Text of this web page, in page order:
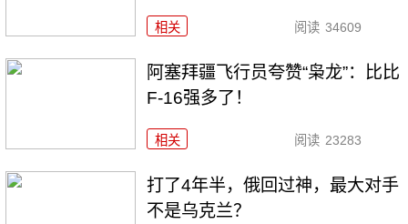
相关 阅读 34609
阿塞拜疆飞行员夸赞“枭龙”：比比
F-16强多了！
相关 阅读 23283
打了4年半，俄回过神，最大对手
不是乌克兰？